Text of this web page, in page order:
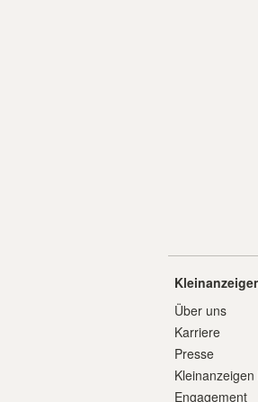
Über uns
Karriere
Presse
Engagement